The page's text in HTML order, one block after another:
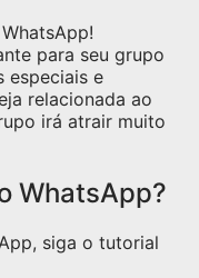
para seu grupo
especiais e
relacionada ao
irá atrair muito
WhatsApp?
siga o tutorial